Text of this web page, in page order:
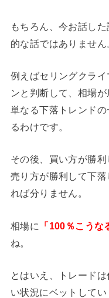
もちろん、今お話し
的な話ではありません
例えばセリングクラ
ンと判断して、相場
単なる下落トレンド
るわけです。
その後、買い方が勝
売り方が勝利して下
れば分りません。
相場に 「100％こうな
ね。
とはいえ、トレード
い状況にベットしてい